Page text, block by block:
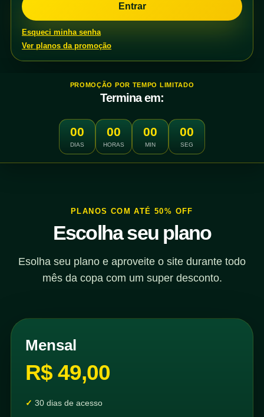
Esqueci minha senha
Ver planos da promoção
PROMOÇÃO POR TEMPO LIMITADO
Termina em:
00
DIAS
00
HORAS
00
MIN
00
SEG
PLANOS COM ATÉ 50% OFF
Escolha seu plano
Esolha seu plano e aproveite o site durante todo
mês da copa com um super desconto.
Mensal
R$ 49,00
30 dias de acesso